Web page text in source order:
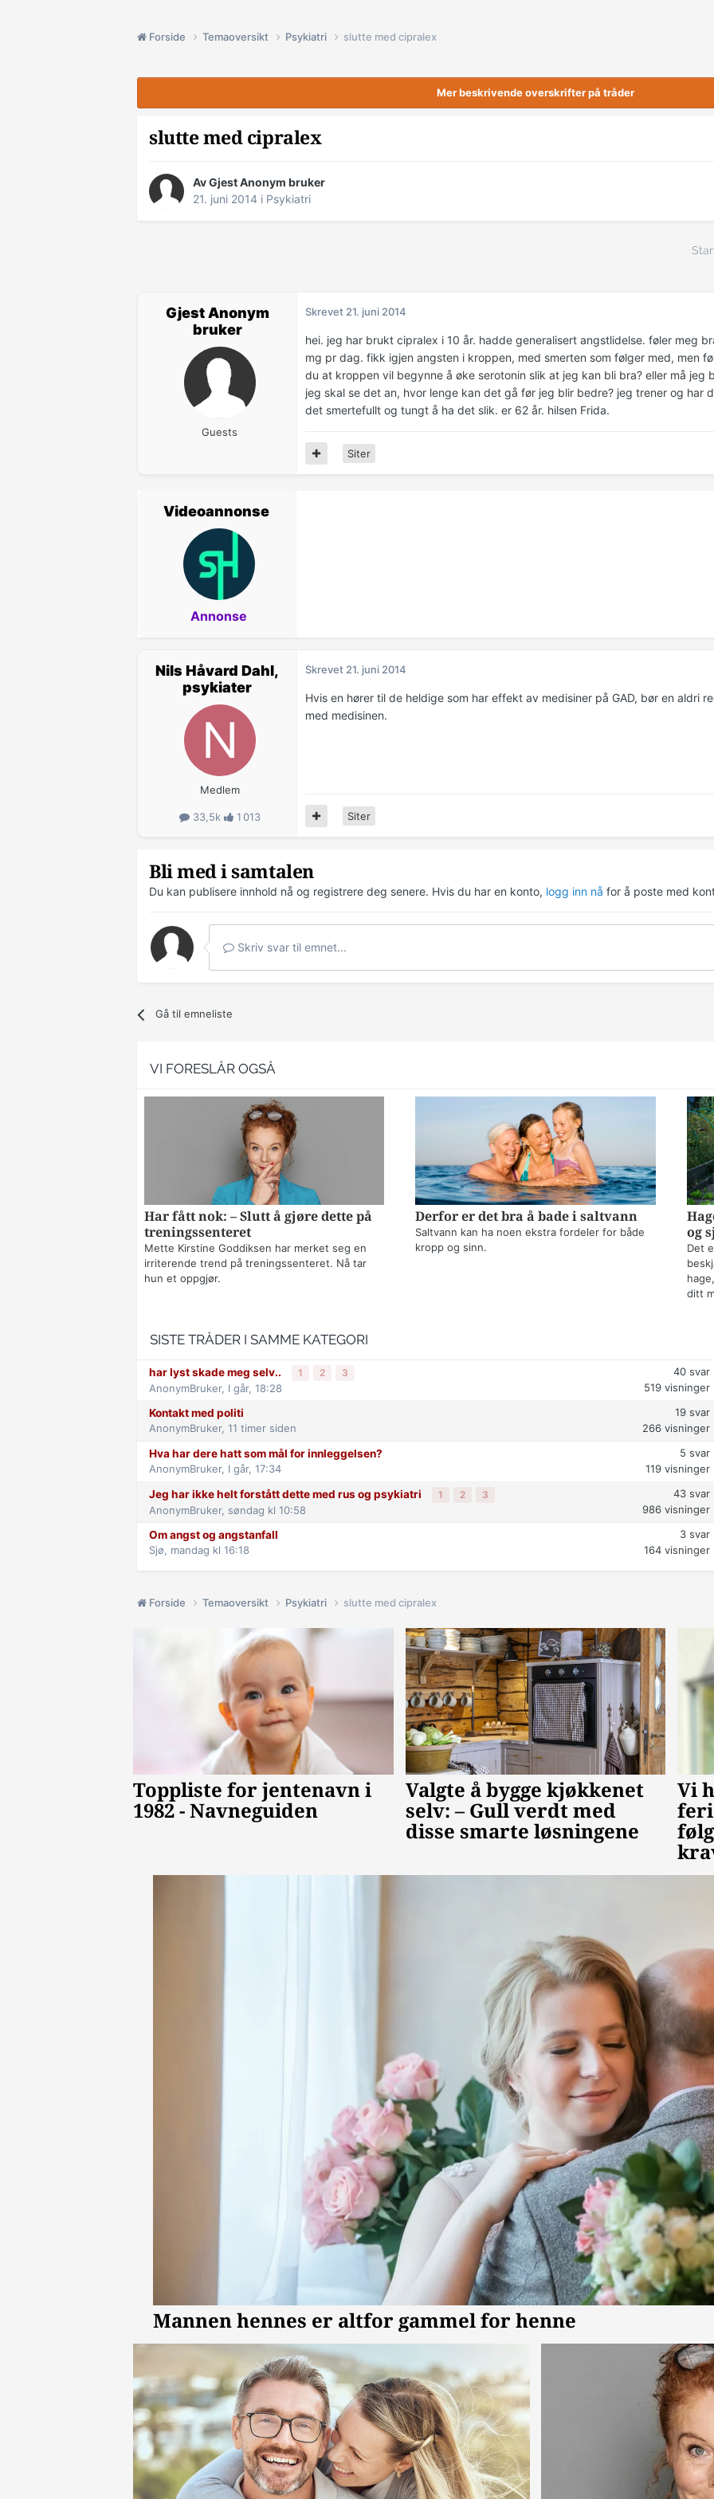
Forside Temaoversikt Psykiatri slutte med cipralex
Mer beskrivende overskrifter på tråder
slutte med cipralex
Av Gjest Anonym bruker
21. juni 2014 i Psykiatri
Gjest Anonym
bruker
Guests
Skrevet 21. juni 2014
hei. jeg har brukt cipralex i 10 år. hadde generalisert angstlidelse. føler meg
mg pr dag. fikk igjen angsten i kroppen, med smerten som følger med, men
du at kroppen vil begynne å øke serotonin slik at jeg kan bli bra? eller må jeg
jeg skal se det an, hvor lenge kan det gå før jeg blir bedre? jeg trener og har
det smertefullt og tungt å ha det slik. er 62 år. hilsen Frida.
Siter
Videoannonse
Annonse
Nils Håvard Dahl,
psykiater
Medlem
33,5k 1 013
Skrevet 21. juni 2014
Hvis en hører til de heldige som har effekt av medisiner på GAD, bør en aldri
med medisinen.
Siter
Bli med i samtalen
Du kan publisere innhold nå og registrere deg senere. Hvis du har en konto, logg inn nå for å poste med
Skriv svar til emnet...
Gå til emneliste
VI FORESLÅR OGSÅ
Har fått nok: – Slutt å gjøre dette på
treningssenteret
Mette Kirstine Goddiksen har merket seg en
irriterende trend på treningssenteret. Nå tar
hun et oppgjør.
Derfor er det bra å bade i saltvann
Saltvann kan ha noen ekstra fordeler for både
kropp og sinn.
og
Det
ditt
SISTE TRÅDER I SAMME KATEGORI
har lyst skade meg selv.. 1 2 3
AnonymBruker, I går, 18:28
40 svar
519 visninger
Kontakt med politi
AnonymBruker, 11 timer siden
19 svar
266 visninger
Hva har dere hatt som mål for innleggelsen?
AnonymBruker, I går, 17:34
5 svar
119 visninger
Jeg har ikke helt forstått dette med rus og psykiatri 1 2 3
AnonymBruker, søndag kl 10:58
43 svar
986 visninger
Om angst og angstanfall
Sjø, mandag kl 16:18
3 svar
164 visninger
Forside Temaoversikt Psykiatri slutte med cipralex